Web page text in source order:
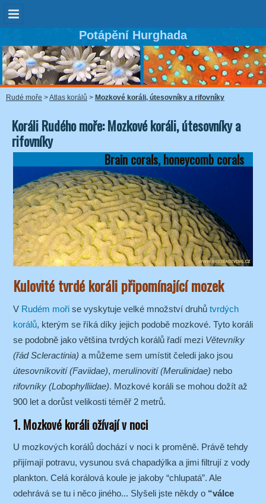
Potápění Hurghada
Rudé moře >Atlas korálů > Mozkové koráli, útesovníky a rifovníky
Koráli Rudého moře: Mozkové koráli, útesovníky a
rifovníky
Brain corals, honeycomb corals
Kulovité tvrdé koráli připomínající mozek
V Rudém moři se vyskytuje velké množství druhů tvrdých
korálů, kterým se říká díky jejich podobě mozkové. Tyto koráli
se podobně jako většina tvrdých korálů řadí mezi Větevníky
(řád Scleractinia) a můžeme sem umístit čeledi jako jsou
útesovníkovití (Faviidae), merulínovití (Merulinidae) nebo
rifovníky (Lobophylliidae). Mozkové koráli se mohou dožít až
900 let a dorůst velikosti téměř 2 metrů.
1. Mozkové koráli ožívají v noci
U mozkových korálů dochází v noci k proměně. Právě tehdy
přijímají potravu, vysunou svá chapadýlka a jimi filtrují z vody
plankton. Celá korálová koule je jakoby “chlupatá”. Ale
odehrává se tu i něco jiného... Slyšeli jste někdy o “válce